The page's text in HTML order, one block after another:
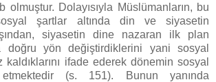
olmuştur. Dolayısıyla Müslümanların, bu
şartlar altında din ve siyasetin
siyasetin dine nazaran ilk plan
doğru yön değiştirdiklerini yani sosyal
ifade ederek dönemin sosyal
etmektedir (s. 151). Bunun yanında